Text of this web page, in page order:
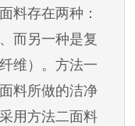
料存在两种：
而另一种是复
维）。方法一
料所做的洁净
用方法二面料